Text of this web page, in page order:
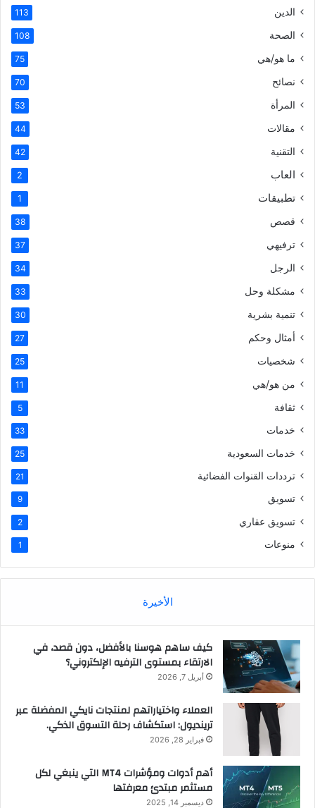
الدين 113
الصحة 108
ما هو/هي 75
نصائح 70
المرأة 53
مقالات 44
التقنية 42
العاب 2
تطبيقات 1
قصص 38
ترفيهي 37
الرجل 34
مشكلة وحل 33
تنمية بشرية 30
أمثال وحكم 27
شخصيات 25
من هو/هي 11
ثقافة 5
خدمات 33
خدمات السعودية 25
ترددات القنوات الفضائية 21
تسويق 9
تسويق عقاري 2
منوعات 1
الأخيرة
كيف ساهم هوسنا بالأفضل، دون قصد، في
الارتقاء بمستوى الترفيه الإلكتروني؟
أبريل 7, 2026
العملاء واختياراتهم لمنتجات نايكي المفضلة عبر
ترينديول: استكشاف رحلة التسوق الذكي.
فبراير 28, 2026
أهم أدوات ومؤشرات MT4 التي ينبغي لكل
مستثمر مبتدئ معرفتها
ديسمبر 14, 2025